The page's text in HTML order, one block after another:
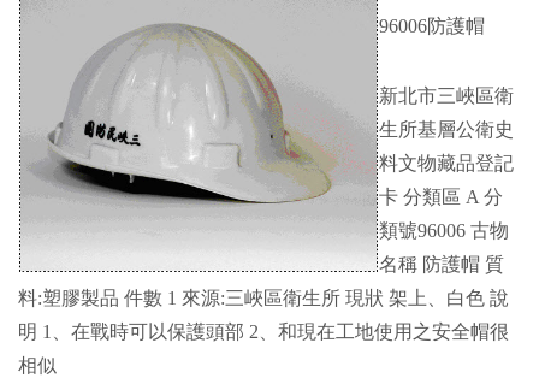
96006防護帽
新北市三峽區衛
生所基層公衛史
料文物藏品登記
卡 分類區 A 分
類號96006 古物
名稱 防護帽 質
料:塑膠製品 件數 1 來源:三峽區衛生所 現狀 架上、白色 說
明 1、在戰時可以保護頭部 2、和現在工地使用之安全帽很
相似